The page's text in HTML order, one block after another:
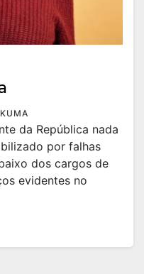
KUMA
da República nada
por falhas
dos cargos de
evidentes no